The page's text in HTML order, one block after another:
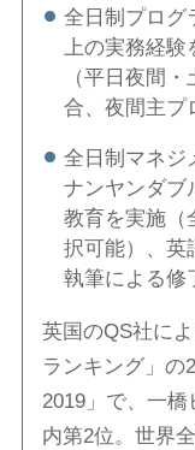
全日制プログ
上の実務経験
（平日夜間
合、夜間主プ
全日制マネジ
ナンヤンダブ
教育を実施（
択可能）、英
執筆による修
英国のQS社に
ランキング」の
2019」で、一
内第2位。世界